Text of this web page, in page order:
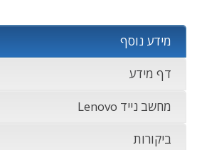
מידע נוסף
דף מידע
מחשב נייד Lenovo
ביקורות